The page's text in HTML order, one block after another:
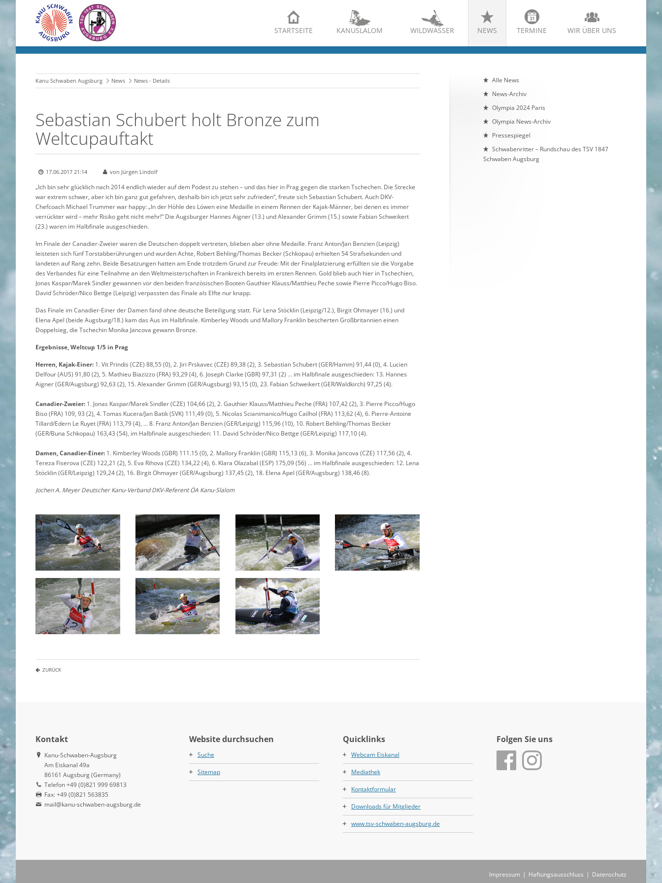
STARTSEITE KANUSLALOM WILDWASSER NEWS TERMINE WIR ÜBER UNS
Kanu Schwaben Augsburg News News - Details
Sebastian Schubert holt Bronze zum
Weltcupauftakt
17.06.2017 21:14 von Jürgen Lindolf
„Ich bin sehr glücklich nach 2014 endlich wieder auf dem Podest zu stehen – und das hier in Prag gegen die starken Tschechen. Die Strecke
war extrem schwer, aber ich bin ganz gut gefahren, deshalb bin ich jetzt sehr zufrieden“, freute sich Sebastian Schubert. Auch DKV-
Chefcoach Michael Trummer war happy: „In der Höhle des Löwen eine Medaille in einem Rennen der Kajak-Männer, bei denen es immer
verrückter wird – mehr Risiko geht nicht mehr!“ Die Augsburger Hannes Aigner (13.) und Alexander Grimm (15.) sowie Fabian Schweikert
(23.) waren im Halbfinale ausgeschieden.
Im Finale der Canadier-Zweier waren die Deutschen doppelt vertreten, blieben aber ohne Medaille. Franz Anton/Jan Benzien (Leipzig)
leisteten sich fünf Torstabberührungen und wurden Achte, Robert Behling/Thomas Becker (Schkopau) erhielten 54 Strafsekunden und
landeten auf Rang zehn. Beide Besatzungen hatten am Ende trotzdem Grund zur Freude: Mit der Finalplatzierung erfüllten sie die Vorgabe
des Verbandes für eine Teilnahme an den Weltmeisterschaften in Frankreich bereits im ersten Rennen. Gold blieb auch hier in Tschechien,
Jonas Kaspar/Marek Sindler gewannen vor den beiden französischen Booten Gauthier Klauss/Matthieu Peche sowie Pierre Picco/Hugo Biso.
David Schröder/Nico Bettge (Leipzig) verpassten das Finale als Elfte nur knapp.
Das Finale im Canadier-Einer der Damen fand ohne deutsche Beteiligung statt. Für Lena Stöcklin (Leipzig/12.), Birgit Ohmayer (16.) und
Elena Apel (beide Augsburg/18.) kam das Aus im Halbfinale. Kimberley Woods und Mallory Franklin bescherten Großbritannien einen
Doppelsieg, die Tschechin Monika Jancova gewann Bronze.
Ergebnisse, Weltcup 1/5 in Prag
Herren, Kajak-Einer: 1. Vit Prindis (CZE) 88,55 (0), 2. Jiri Prskavec (CZE) 89,38 (2), 3. Sebastian Schubert (GER/Hamm) 91,44 (0), 4. Lucien
Delfour (AUS) 91,80 (2), 5. Mathieu Biazizzo (FRA) 93,29 (4), 6. Joseph Clarke (GBR) 97,31 (2) … im Halbfinale ausgeschieden: 13. Hannes
Aigner (GER/Augsburg) 92,63 (2), 15. Alexander Grimm (GER/Augsburg) 93,15 (0), 23. Fabian Schweikert (GER/Waldkirch) 97,25 (4).
Canadier-Zweier: 1. Jonas Kaspar/Marek Sindler (CZE) 104,66 (2), 2. Gauthier Klauss/Matthieu Peche (FRA) 107,42 (2), 3. Pierre Picco/Hugo
Biso (FRA) 109, 93 (2), 4. Tomas Kucera/Jan Batik (SVK) 111,49 (0), 5. Nicolas Scianimanico/Hugo Cailhol (FRA) 113,62 (4), 6. Pierre-Antoine
Tillard/Edern Le Ruyet (FRA) 113,79 (4), … 8. Franz Anton/Jan Benzien (GER/Leipzig) 115,96 (10), 10. Robert Behling/Thomas Becker
(GER/Buna Schkopau) 163,43 (54), im Halbfinale ausgeschieden: 11. David Schröder/Nico Bettge (GER/Leipzig) 117,10 (4).
Damen, Canadier-Einer: 1. Kimberley Woods (GBR) 111.15 (0), 2. Mallory Franklin (GBR) 115,13 (6), 3. Monika Jancova (CZE) 117,56 (2), 4.
Tereza Fiserova (CZE) 122,21 (2), 5. Eva Rihova (CZE) 134,22 (4), 6. Klara Olazabal (ESP) 175,09 (56) … im Halbfinale ausgeschieden: 12. Lena
Stöcklin (GER/Leipzig) 129,24 (2), 16. Birgit Ohmayer (GER/Augsburg) 137,45 (2), 18. Elena Apel (GER/Augsburg) 138,46 (8).
Jochen A. Meyer Deutscher Kanu-Verband DKV-Referent ÖA Kanu-Slalom
ZURÜCK
Alle News
News-Archiv
Olympia 2024 Paris
Olympia News-Archiv
Pressespiegel
Schwabenritter – Rundschau des TSV 1847
Schwaben Augsburg
Kontakt
Kanu-Schwaben-Augsburg
Am Eiskanal 49a
86161 Augsburg (Germany)
Telefon +49 (0)821 999 69813
Fax: +49 (0)821 563835
mail@kanu-schwaben-augsburg.de
Website durchsuchen
Suche
Sitemap
Quicklinks
Webcam Eiskanal
Mediathek
Kontaktformular
Downloads für Mitglieder
www.tsv-schwaben-augsburg.de
Folgen Sie uns
Impressum | Haftungsausschluss | Datenschutz